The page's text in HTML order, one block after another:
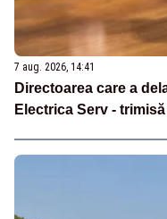
7 aug. 2026, 14:41
Directoarea care a
Electrica Serv -